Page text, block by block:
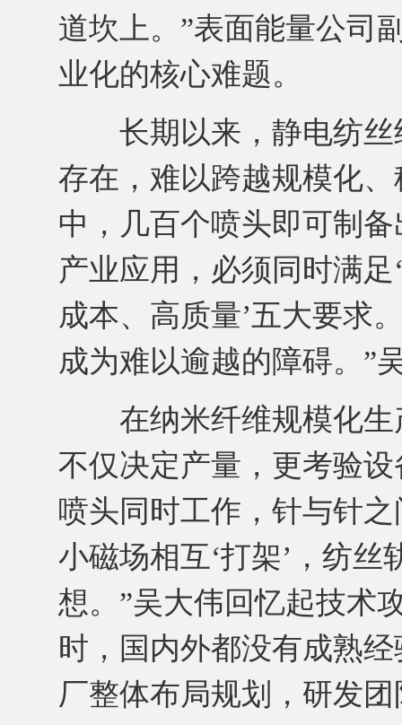
道坎上。”表面能量公司
业化的核心难题。
长期以来，静电纺丝
存在，难以跨越规模化
中，几百个喷头即可制
产业应用，必须同时满
成本、高质量’五大要求
成为难以逾越的障碍。”
在纳米纤维规模化生
不仅决定产量，更考验
喷头同时工作，针与针
小磁场相互‘打架’，纺
想。”吴大伟回忆起技术
时，国内外都没有成熟
厂整体布局规划，研发